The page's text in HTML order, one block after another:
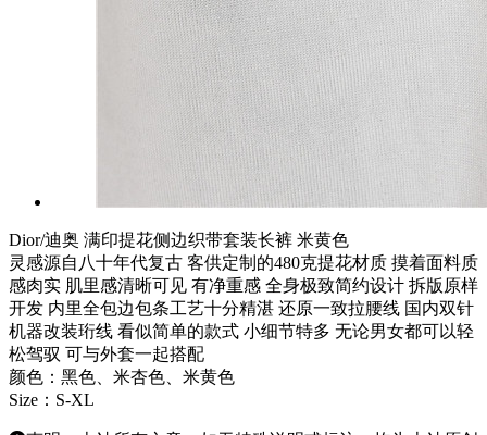
Dior/迪奥 满印提花侧边织带套装长裤 米黄色
灵感源自八十年代复古 客供定制的480克提花材质 摸着面料质
感肉实 肌里感清晰可见 有净重感 全身极致简约设计 拆版原样
开发 内里全包边包条工艺十分精湛 还原一致拉腰线 国内双针
机器改装珩线 看似简单的款式 小细节特多 无论男女都可以轻
松驾驭 可与外套一起搭配
颜色：黑色、米杏色、米黄色
Size：S-XL